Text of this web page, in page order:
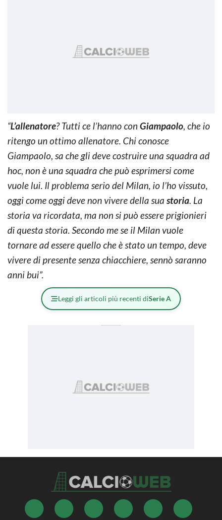
“L’allenatore? Tutti ce l’hanno con Giampaolo, che io
ritengo un ottimo allenatore. Chi conosce
Giampaolo, sa che gli deve costruire una squadra ad
hoc, non è una squadra che può esprimersi come
vuole lui. Il problema serio del Milan, io l’ho vissuto,
oggi come oggi deve non vivere della sua storia. La
storia va ricordata, ma non si può essere prigionieri
di questa storia. Secondo me se il Milan vuole
tornare ad essere quello che è stato un tempo, deve
vivere di presente senza chiacchiere, sennò saranno
anni bui”.
Leggi gli articoli più recenti diSerie A